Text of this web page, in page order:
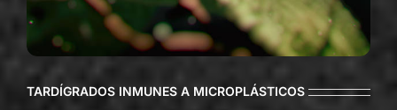
TARDÍGRADOS INMUNES A MICROPLÁSTICOS